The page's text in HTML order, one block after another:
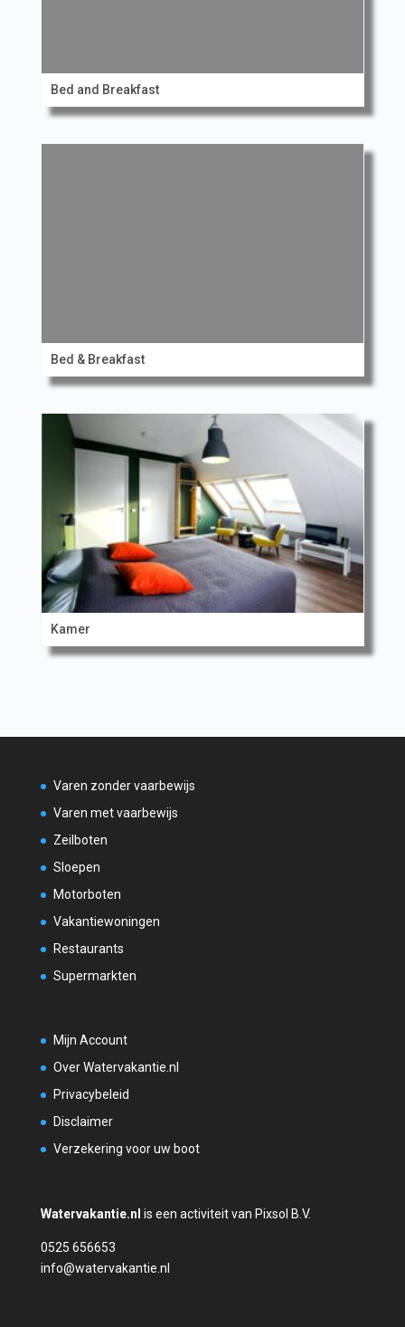
Bed and Breakfast
Bed & Breakfast
Kamer
Varen zonder vaarbewijs
Varen met vaarbewijs
Zeilboten
Sloepen
Motorboten
Vakantiewoningen
Restaurants
Supermarkten
Mijn Account
Over Watervakantie.nl
Privacybeleid
Disclaimer
Verzekering voor uw boot
Watervakantie.nl is een activiteit van Pixsol B.V.
0525 656653
info@watervakantie.nl